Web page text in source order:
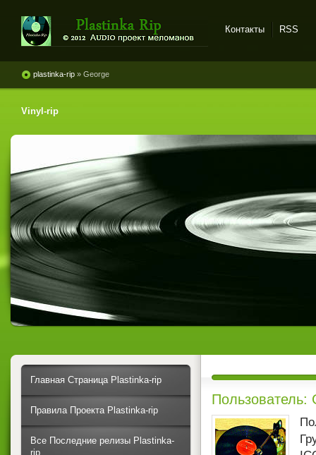
винила и магнитоальбомов
Контакты RSS
plastinka-rip » George
Vinyl-rip
Пользователь:
Главная Страница Plastinka-rip
Правила Проекта Plastinka-rip
Все Последние релизы Plastinka-
rip